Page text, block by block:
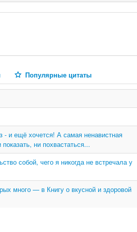
Популярные цитаты
и ещё хочется! А самая ненавистная
ни похвастаться...
собой, чего я никогда не встречала у
много — в Книгу о вкусной и здоровой